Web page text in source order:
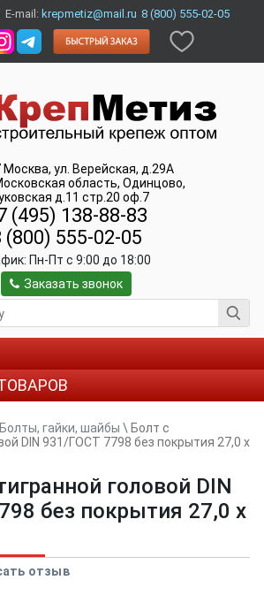
E-mail: krepmetiz@mail.ru 8 (800) 555-02-05
Москва, ул. Верейская, д.29А
область, Одинцово,
д.11 стр.20 оф.7
(495) 138-88-83
(800) 555-02-05
Пн-Пт c 9:00 до 18:00
Заказать звонок
Болты, гайки, шайбы \ Болт с
DIN 931/ГОСТ 7798 без покрытия 27,0 х
головой DIN
без покрытия 27,0 х
отзыв